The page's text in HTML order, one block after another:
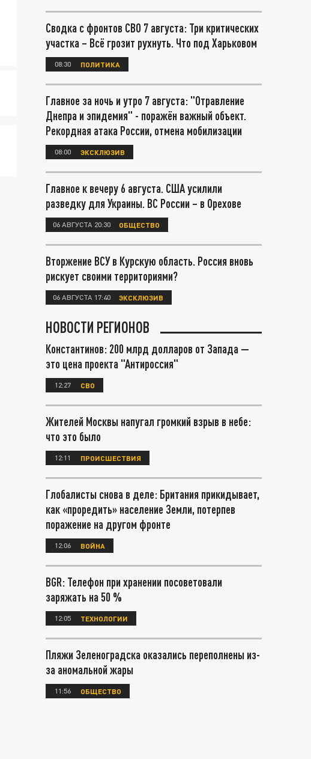
Сводка с фронтов СВО 7 августа: Три критических
участка – Всё грозит рухнуть. Что под Харьковом
08:30 ПОЛИТИКА
Главное за ночь и утро 7 августа: "Отравление
Днепра и эпидемия" - поражён важный объект.
Рекордная атака России, отмена мобилизации
08:00 ЭКСКЛЮЗИВ
Главное к вечеру 6 августа. США усилили
разведку для Украины. ВС России – в Орехове
06 АВГУСТА 20:30 ОБЩЕСТВО
Вторжение ВСУ в Курскую область. Россия вновь
рискует своими территориями?
06 АВГУСТА 17:40 ЭКСКЛЮЗИВ
НОВОСТИ РЕГИОНОВ
Константинов: 200 млрд долларов от Запада —
это цена проекта "Антироссия"
12:27 СВО
Жителей Москвы напугал громкий взрыв в небе:
что это было
12:11 ПРОИСШЕСТВИЯ
Глобалисты снова в деле: Британия прикидывает,
как «проредить» население Земли, потерпев
поражение на другом фронте
12:06 ВОЙНА
BGR: Телефон при хранении посоветовали
заряжать на 50 %
12:05 ТЕХНОЛОГИИ
Пляжи Зеленоградска оказались переполнены из-
за аномальной жары
11:56 ОБЩЕСТВО